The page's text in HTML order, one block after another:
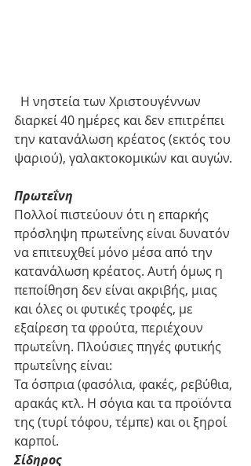
διαρκεί 40 ημέρες και δεν επιτρέπει
την κατανάλωση κρέατος (εκτός του
ψαριού), γαλακτοκομικών και αυγών.
Πρωτεΐνη
Πολλοί πιστεύουν ότι η επαρκής
πρόσληψη πρωτεΐνης είναι δυνατόν
να επιτευχθεί μόνο μέσα από την
κατανάλωση κρέατος. Αυτή όμως η
πεποίθηση δεν είναι ακριβής, μιας
και όλες οι φυτικές τροφές, με
εξαίρεση τα φρούτα, περιέχουν
πρωτεΐνη. Πλούσιες πηγές φυτικής
πρωτεΐνης είναι:
Τα όσπρια (φασόλια, φακές, ρεβύθια,
αρακάς κτλ. Η σόγια και τα προϊόντα
της (τυρί τόφου, τέμπε) και οι ξηροί
καρποί.
Σίδηρος